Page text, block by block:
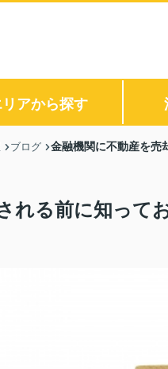
リアから探す
ブログ 金融機関に不動産を売
れる前に知って